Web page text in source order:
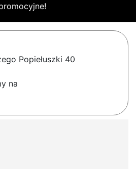
Popiełuszki 40
na